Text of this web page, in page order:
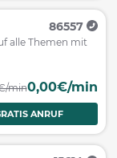
86557
alle Themen mit
min0,00€/min
ANRUF